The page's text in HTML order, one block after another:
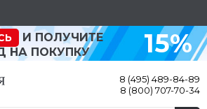
И ПОЛУЧИТЕ
НА ПОКУПКУ
15%
8 (495) 489-84-89
8 (800) 707-70-34